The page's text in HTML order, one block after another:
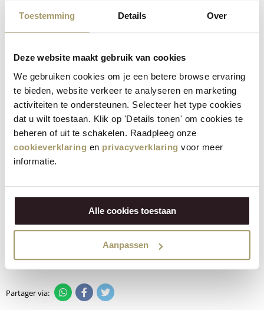
Toestemming Details Over
Deze website maakt gebruik van cookies
We gebruiken cookies om je een betere browse ervaring
te bieden, website verkeer te analyseren en marketing
activiteiten te ondersteunen. Selecteer het type cookies
dat u wilt toestaan. Klik op 'Details tonen' om cookies te
beheren of uit te schakelen. Raadpleeg onze
cookieverklaring en privacyverklaring voor meer
informatie.
Alle cookies toestaan
Aanpassen
néerlandais en toute conviction. Ce fromage est crémeux et
douceur du thé, car sa saveur légèrement sucrée s'accorde
irrésistiblement délicieuse !
Des expériences à savourer
Cette expérience a été une véritable source d'inspiration.
Lorsque vous pensez à une dégustation de fromages, pensez-
vous immédiatement au thé ? À notre table de déjeuner, nous
avons découvert que les sandwichs au fromage se dégustent
particulièrement bien avec une tasse de thé. Un choix logique
si l'on y réfléchit bien. Bref, un bon conseil pour les clients, les
amis et tous ceux qui veulent quelque chose de différent de la
combinaison classique vin-fromage. Avec
Willig, les possibilités sont infinies !
Partager via: